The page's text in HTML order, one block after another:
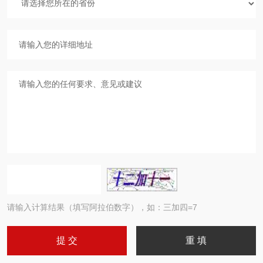
请输入计算结果（填写阿拉伯数字），如：三加四=7